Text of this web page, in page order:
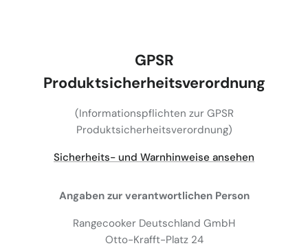
GPSR
Produktsicherheitsverordnung
(Informationspflichten zur GPSR
Produktsicherheitsverordnung)
Sicherheits- und Warnhinweise ansehen
Angaben zur verantwortlichen Person
Rangecooker Deutschland GmbH
Otto-Krafft-Platz 24